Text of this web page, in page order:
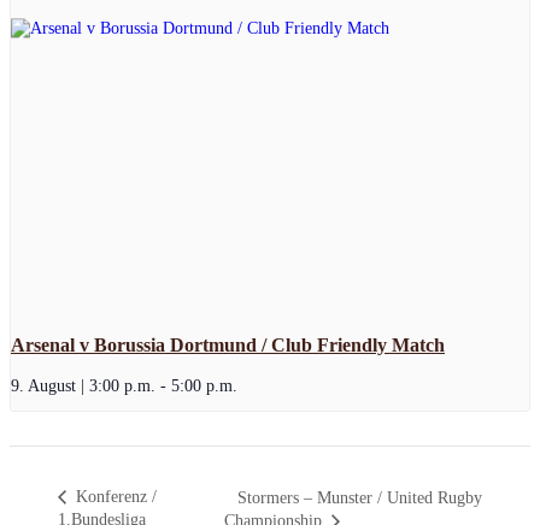
Arsenal v Borussia Dortmund / Club Friendly Match
9. August | 3:00 p.m. - 5:00 p.m.
Konferenz /
1.Bundesliga
Stormers – Munster / United Rugby
Championship